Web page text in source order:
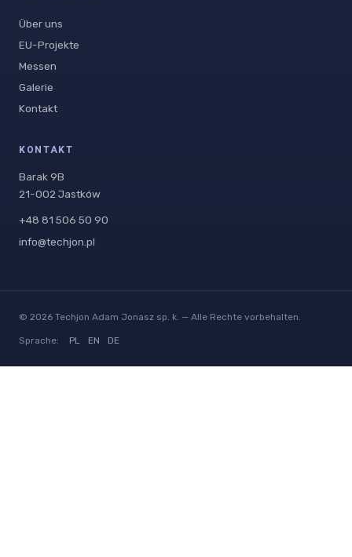
Über uns
EU-Projekte
Messen
Galerie
Kontakt
KONTAKT
Barak 9B
21-002 Jastków
+48 81 506 50 90
info@techjon.pl
© 2026 Techjon Adam Jonasz sp. k. — Alle Rechte vorbehalten.
Sprache: PL EN DE